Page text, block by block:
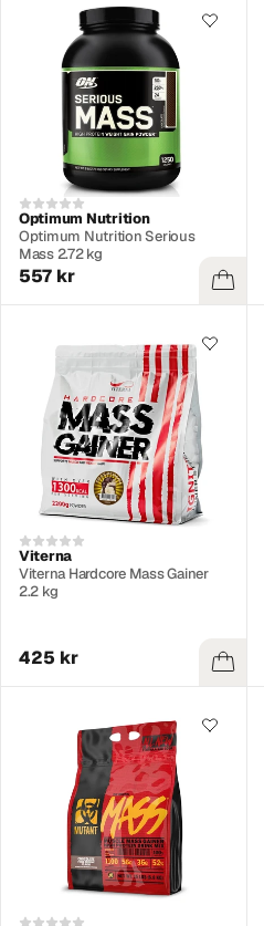
Optimum Nutrition
Optimum Nutrition Serious
Mass 2.72 kg
557 kr
Viterna
Viterna Hardcore Mass Gainer
2.2 kg
425 kr